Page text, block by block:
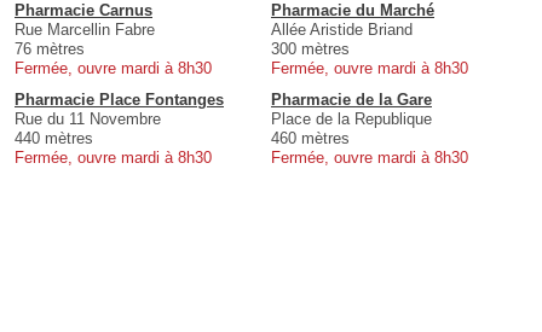
Pharmacie Carnus
Rue Marcellin Fabre
76 mètres
Fermée, ouvre mardi à 8h30
Pharmacie du Marché
Allée Aristide Briand
300 mètres
Fermée, ouvre mardi à 8h30
Pharmacie Place Fontanges
Rue du 11 Novembre
440 mètres
Fermée, ouvre mardi à 8h30
Pharmacie de la Gare
Place de la Republique
460 mètres
Fermée, ouvre mardi à 8h30